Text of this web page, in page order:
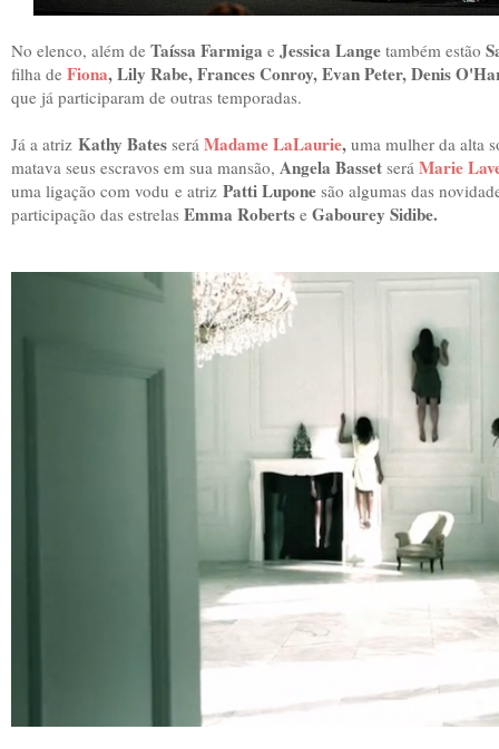
No elenco, além de Taíssa Farmiga e Jessica Lange também estão
filha de Fiona, Lily Rabe, Frances Conroy, Evan Peter, Denis
que já participaram de outras temporadas.
Já a atriz Kathy Bates será Madame LaLaurie, uma mulher da alta
matava seus escravos em sua mansão, Angela Basset será Marie
uma ligação com vodu e atriz Patti Lupone são algumas das
participação das estrelas Emma Roberts e Gabourey Sidibe.